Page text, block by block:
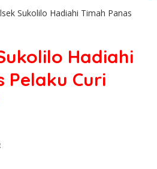
Sukolilo Hadiahi Timah Panas
Hadiahi
Pelaku Curi